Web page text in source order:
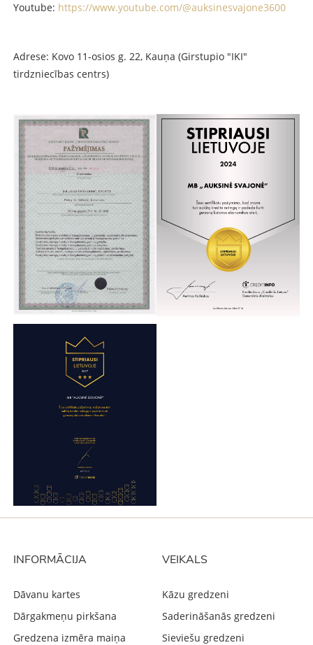
Youtube: https://www.youtube.com/@auksinesvajone3600
Adrese: Kovo 11-osios g. 22, Kauņa (Girstupio "IKI"
tirdzniecības centrs)
INFORMĀCIJA
Dāvanu kartes
Dārgakmeņu pirkšana
Gredzena izmēra maiņa
VEIKALS
Kāzu gredzeni
Saderināšanās gredzeni
Sieviešu gredzeni